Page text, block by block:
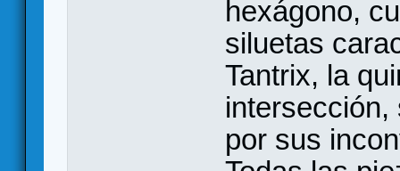
hexágono,
siluetas
Tantrix, la
intersección,
por sus